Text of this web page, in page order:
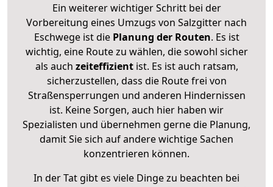
Ein weiterer wichtiger Schritt bei der
Vorbereitung eines Umzugs von Salzgitter nach
Eschwege ist diePlanung der Routen. Es ist
wichtig, eine Route zu wählen, die sowohl sicher
als auch zeiteffizientist. Es ist auch ratsam,
sicherzustellen, dass die Route frei von
Straßensperrungen und anderen Hindernissen
ist. Keine Sorgen, auch hier haben wir
Spezialisten und übernehmen gerne die Planung,
damit Sie sich auf andere wichtige Sachen
konzentrieren können.
In der Tat gibt es viele Dinge zu beachten bei